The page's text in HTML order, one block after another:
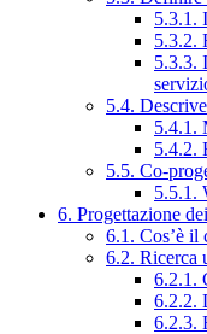
5.3.1.
5.3.2.
5.3.3.
5.4.
5.4.1.
5.4.2.
5.5. Co-
5.5.1.
6. Progettazione
6.1. Cos’è il
6.2. Ricerca
6.2.1.
6.2.2.
6.2.3.